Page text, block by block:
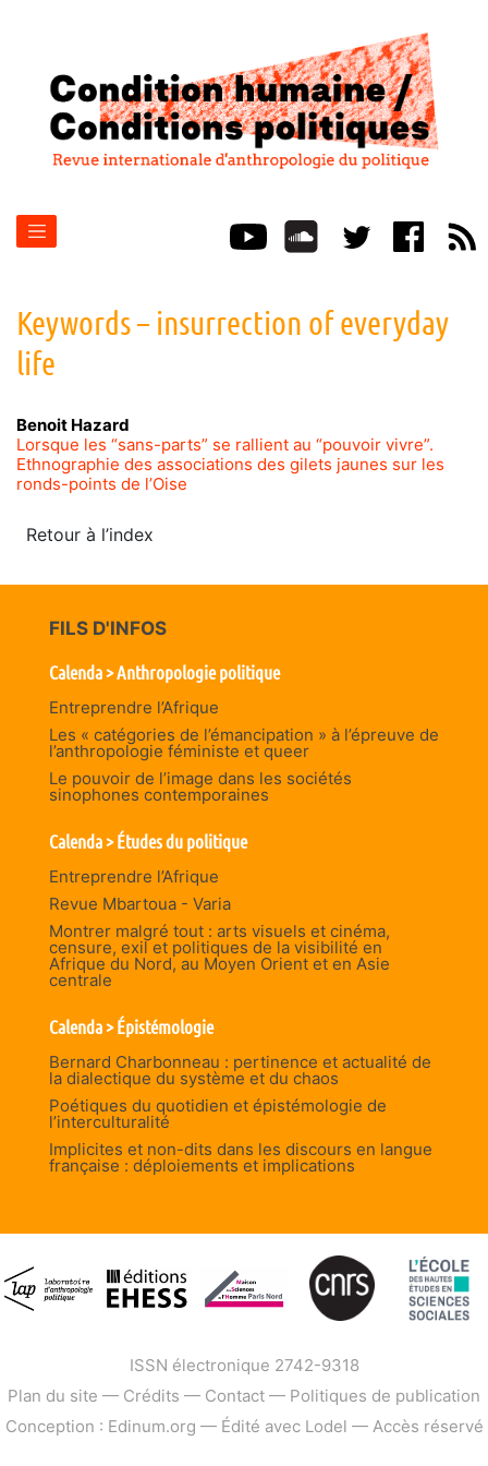
Keywords – insurrection of everyday
life
Benoit Hazard
Lorsque les “sans-parts” se rallient au “pouvoir vivre”.
Ethnographie des associations des gilets jaunes sur les
ronds-points de l’Oise
Retour à l’index
FILS D'INFOS
Calenda > Anthropologie politique
Entreprendre l’Afrique
Les « catégories de l’émancipation » à l’épreuve de
l’anthropologie féministe et queer
Le pouvoir de l’image dans les sociétés
sinophones contemporaines
Calenda > Études du politique
Entreprendre l’Afrique
Revue Mbartoua - Varia
Montrer malgré tout : arts visuels et cinéma,
censure, exil et politiques de la visibilité en
Afrique du Nord, au Moyen Orient et en Asie
centrale
Calenda > Épistémologie
Bernard Charbonneau : pertinence et actualité de
la dialectique du système et du chaos
Poétiques du quotidien et épistémologie de
l’interculturalité
Implicites et non-dits dans les discours en langue
française : déploiements et implications
ISSN électronique 2742-9318
Plan du site — Crédits — Contact — Politiques de publication
Conception : Edinum.org — Édité avec Lodel — Accès réservé